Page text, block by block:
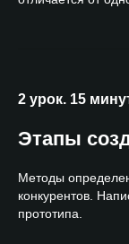
2 урок. 15
Этапы
Методы
конкурентов.
прототипа.